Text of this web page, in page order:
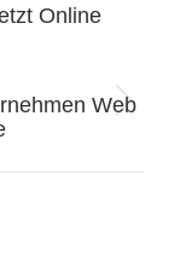
Online
Web